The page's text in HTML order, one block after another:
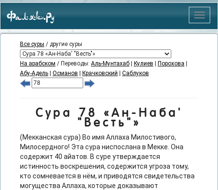
Меню
Фаляк.Ру
Все суры / другие суры
На арабском / Переводы: Аль-Мунтахаб Кулиев Порохова
Абу-Адель
Османов Крачковский Саблуков
Сура 78 «Ан-Наба'
"Весть"»
(Мекканская сура) Во имя Аллаха Милостивого,
Милосердного! Эта сура ниспослана в Мекке. Она
содержит 40 айатов. В суре утверждается
истинность воскрешения, содержится угроза тому,
кто сомневается в нём, и приводятся свидетельства
могущества Аллаха, которые доказывают